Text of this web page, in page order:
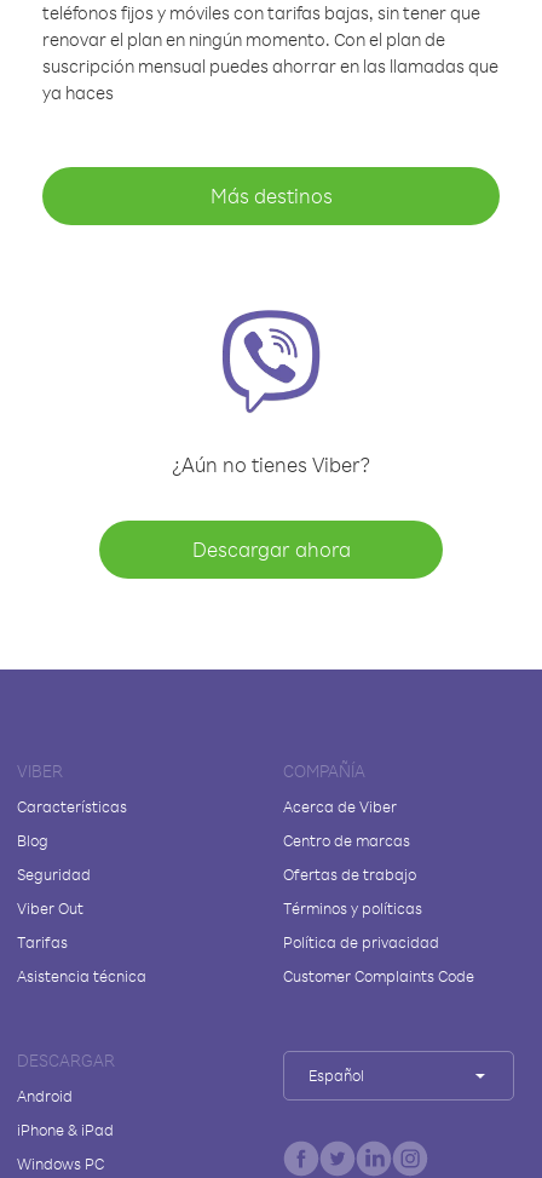
teléfonos fijos y móviles con tarifas bajas, sin tener que
renovar el plan en ningún momento. Con el plan de
suscripción mensual puedes ahorrar en las llamadas que
ya haces
Más destinos
¿Aún no tienes Viber?
Descargar ahora
VIBER
Características
Blog
Seguridad
Viber Out
Tarifas
Asistencia técnica
COMPAÑÍA
Acerca de Viber
Centro de marcas
Ofertas de trabajo
Términos y políticas
Política de privacidad
Customer Complaints Code
DESCARGAR
Android
iPhone & iPad
Windows PC
Español